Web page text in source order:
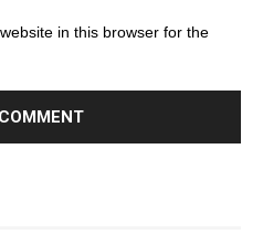
in this browser for the